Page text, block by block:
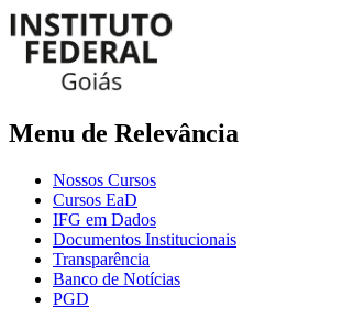
Menu de Relevância
Nossos Cursos
Cursos EaD
IFG em Dados
Documentos Institucionais
Transparência
Banco de Notícias
PGD